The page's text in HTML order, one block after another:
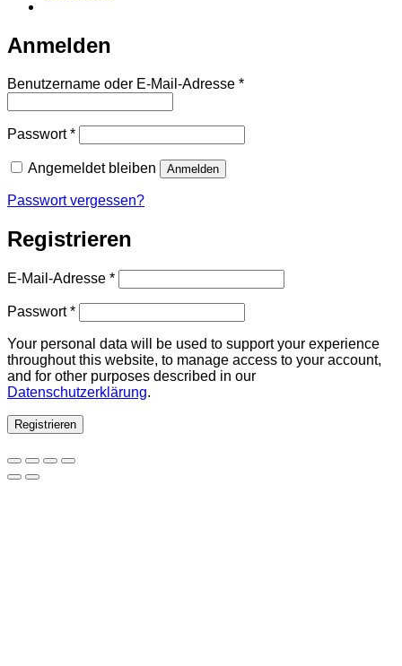
Anmelden
Benutzername oder E-Mail-Adresse *Erforderlich
Passwort*Erforderlich
Angemeldet bleiben Anmelden
Passwort vergessen?
Registrieren
E-Mail-Adresse *Erforderlich
Passwort*Erforderlich
Your personal data will be used to support your experience
throughout this website, to manage access to your account,
and for other purposes described in our
Datenschutzerklärung.
Registrieren